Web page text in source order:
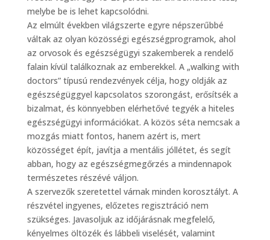
melybe be is lehet kapcsolódni.
Az elmúlt években világszerte egyre népszerűbbé
váltak az olyan közösségi egészségprogramok, ahol
az orvosok és egészségügyi szakemberek a rendelő
falain kívül találkoznak az emberekkel. A „walking with
doctors” típusú rendezvények célja, hogy oldják az
egészségüggyel kapcsolatos szorongást, erősítsék a
bizalmat, és könnyebben elérhetővé tegyék a hiteles
egészségügyi információkat. A közös séta nemcsak a
mozgás miatt fontos, hanem azért is, mert
közösséget épít, javítja a mentális jóllétet, és segít
abban, hogy az egészségmegőrzés a mindennapok
természetes részévé váljon.
A szervezők szeretettel várnak minden korosztályt. A
részvétel ingyenes, előzetes regisztráció nem
szükséges. Javasoljuk az időjárásnak megfelelő,
kényelmes öltözék és lábbeli viselését, valamint